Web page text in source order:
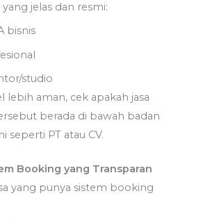
jelas dan resmi:
bisnis
studio
lebih aman, cek apakah jasa
berada di bawah badan
seperti PT atau CV.
Booking yang Transparan
yang punya sistem booking